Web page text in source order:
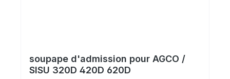
soupape d'admission pour AGCO /
SISU 320D 420D 620D